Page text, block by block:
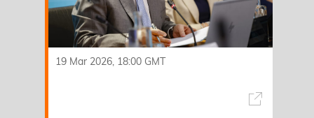
19 Mar 2026, 18:00 GMT